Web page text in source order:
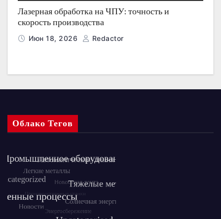
Лазерная обработка на ЧПУ: точность и
скорость производства
Июн 18, 2026 Redactor
Облако Тегов